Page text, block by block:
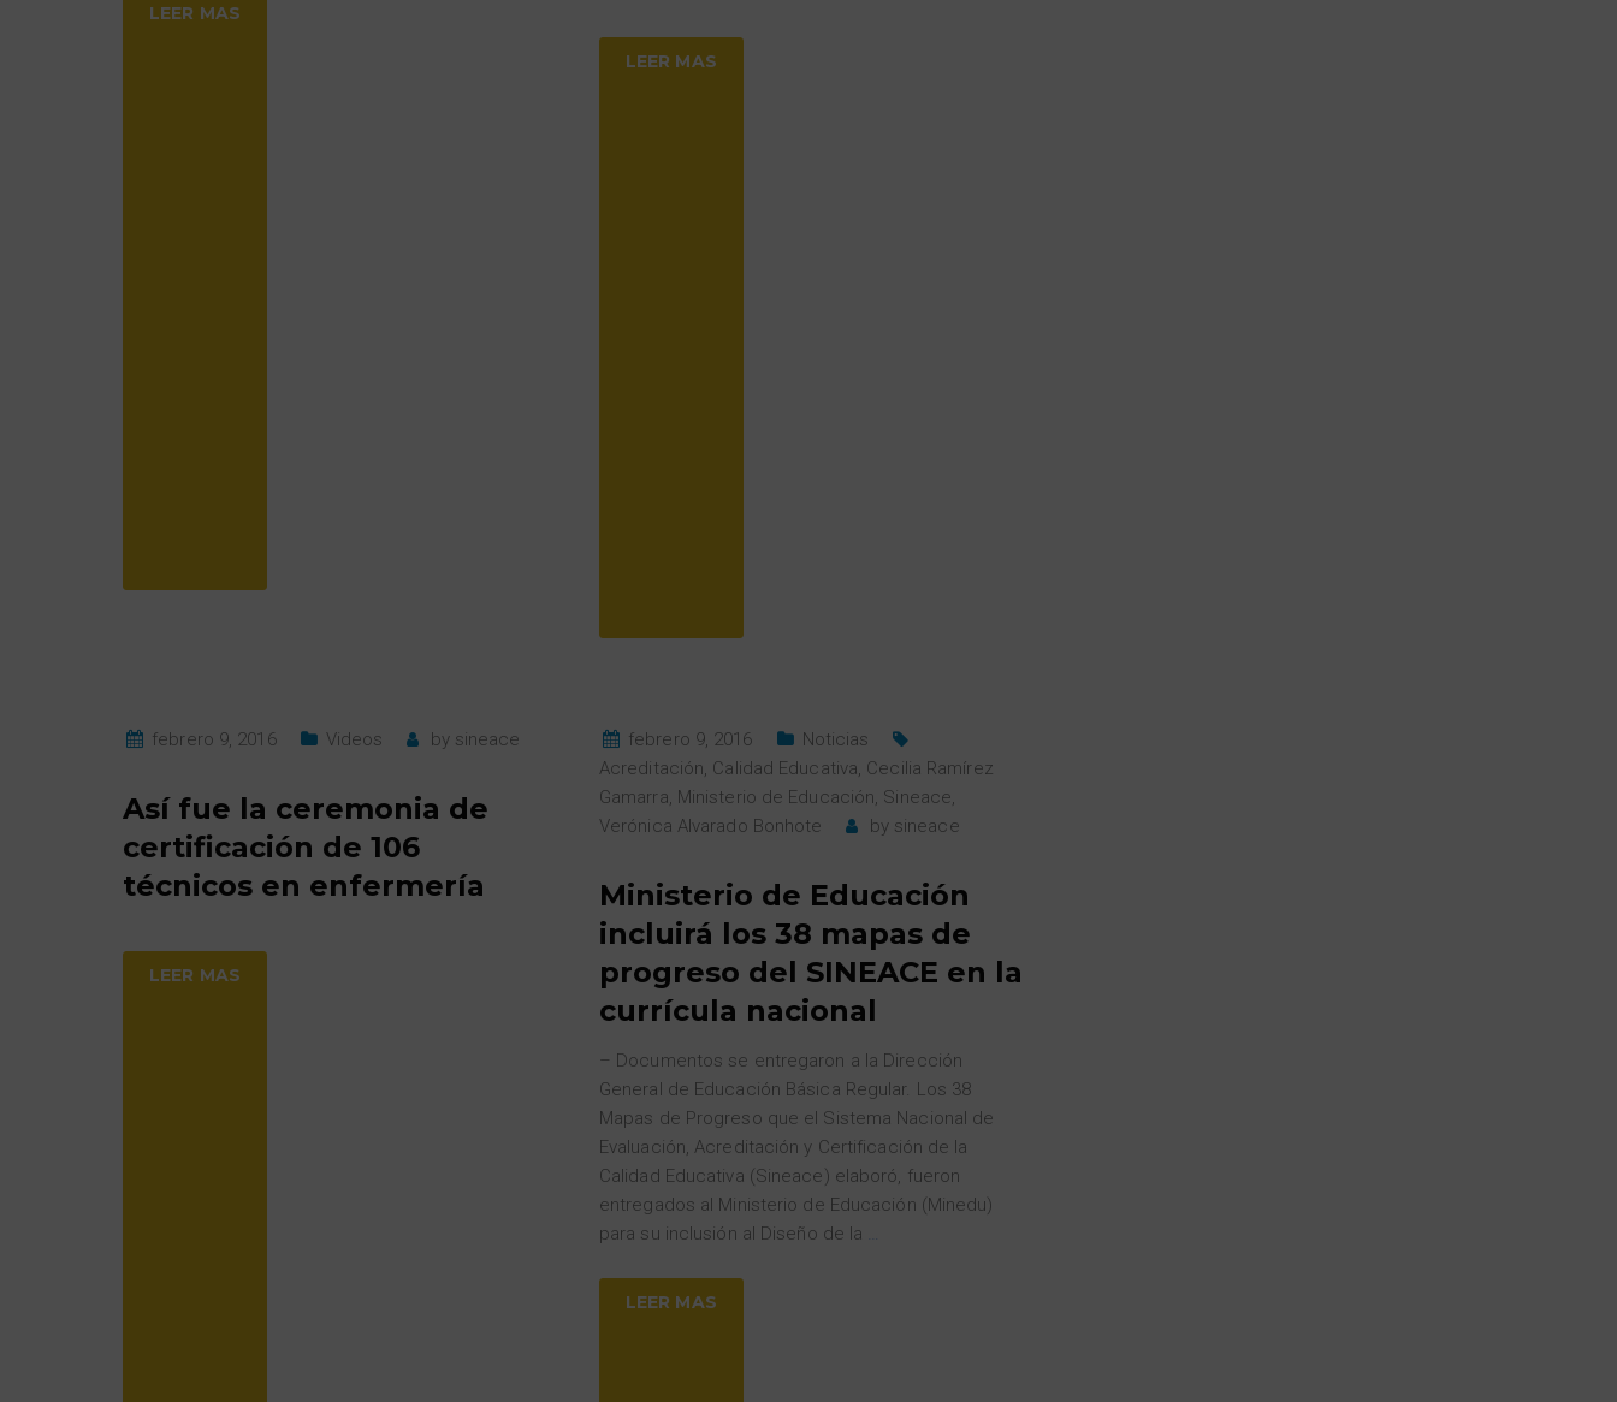
LEER MAS
LEER MAS
febrero 9, 2016 Videos by sineace
Así fue la ceremonia de
certificación de 106
técnicos en enfermería
LEER MAS
febrero 9, 2016
Noticias
Acreditación, Calidad Educativa, Cecilia Ramírez
Gamarra, Ministerio de Educación, Sineace,
Verónica Alvarado Bonhote
by sineace
Ministerio de Educación
incluirá los 38 mapas de
progreso del SINEACE en la
currícula nacional
– Documentos se entregaron a la Dirección
General de Educación Básica Regular. Los 38
Mapas de Progreso que el Sistema Nacional de
Evaluación, Acreditación y Certificación de la
Calidad Educativa (Sineace) elaboró, fueron
entregados al Ministerio de Educación (Minedu)
para su inclusión al Diseño de la
LEER MAS